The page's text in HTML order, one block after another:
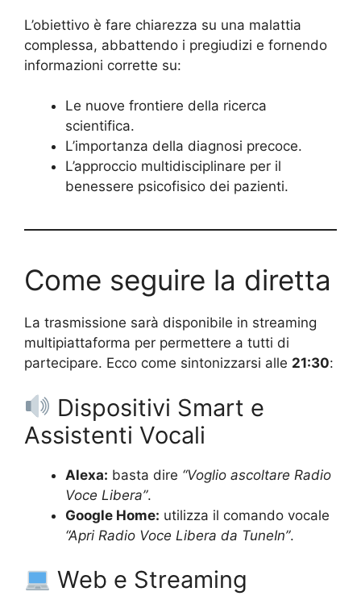
L’obiettivo è fare chiarezza su una malattia
complessa, abbattendo i pregiudizi e fornendo
informazioni corrette su:
Le nuove frontiere della ricerca
scientifica.
L’importanza della diagnosi precoce.
L’approccio multidisciplinare per il
benessere psicofisico dei pazienti.
Come seguire la diretta
La trasmissione sarà disponibile in streaming
multipiattaforma per permettere a tutti di
partecipare. Ecco come sintonizzarsi alle 21:30:
Dispositivi Smart e
Assistenti Vocali
Alexa: basta dire “Voglio ascoltare Radio
Voce Libera”.
Google Home: utilizza il comando vocale
“Apri Radio Voce Libera da TuneIn”.
Web e Streaming